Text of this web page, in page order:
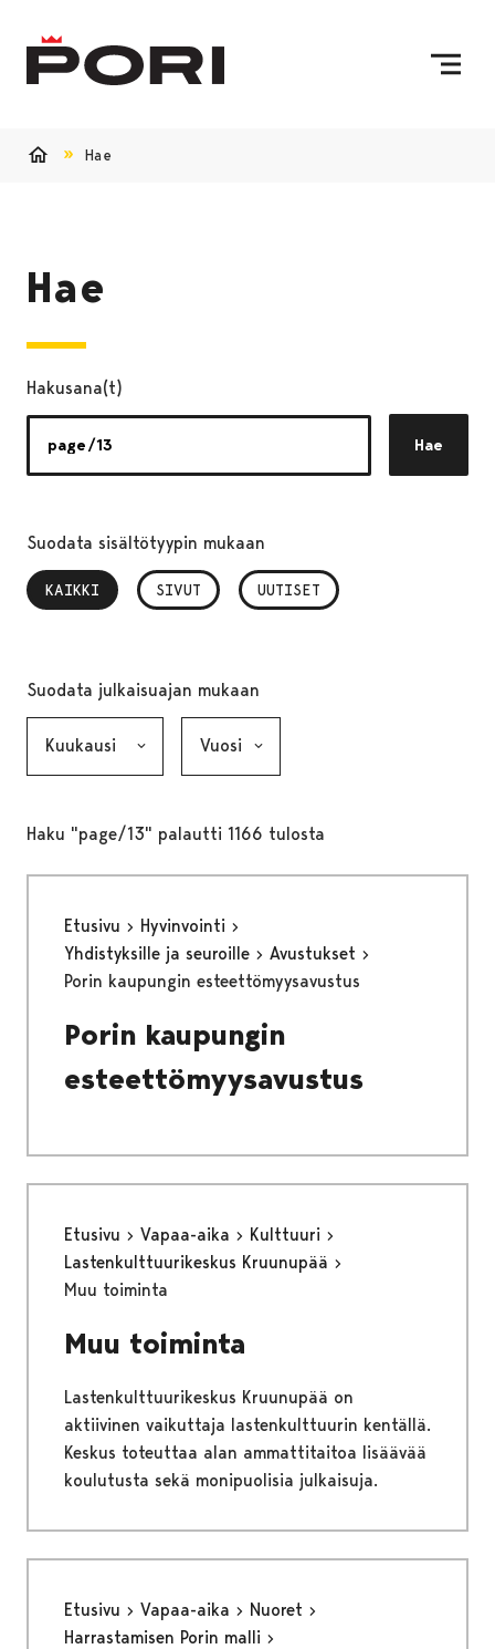
Hae
Hae
Hakusana(t)
Hae
Suodata sisältötyypin mukaan
KAIKKI
, VALITTU SIVUT UUTISET
Suodata julkaisuajan mukaan
Haku "page/13" palautti 1166 tulosta
Etusivu
Hyvinvointi
Yhdistyksille ja seuroille
Avustukset
Porin kaupungin esteettömyysavustus
Porin kaupungin
esteettömyysavustus
Etusivu Vapaa-aika
Kulttuuri
Lastenkulttuurikeskus Kruunupää
Muu toiminta
Muu toiminta
Lastenkulttuurikeskus Kruunupää on
aktiivinen vaikuttaja lastenkulttuurin kentällä.
Keskus toteuttaa alan ammattitaitoa lisäävää
koulutusta sekä monipuolisia julkaisuja.
Etusivu Vapaa-aika
Nuoret
Harrastamisen Porin malli